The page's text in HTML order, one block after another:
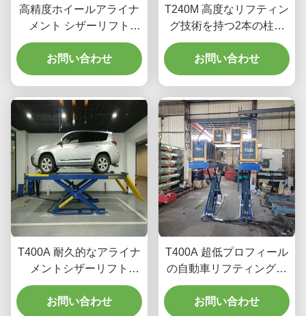
高精度ホイールアライナ
メント シザーリフト
T400D 4000kg ワークシ
ョップ容量
お問い合わせ
T240M 高度なリフティン
グ技術を持つ2本の柱の
ガントリーカーリフティ
ング機器
お問い合わせ
T400A 耐久的なアライナ
メントシザーリフト
4000kg 滑らかなリフト
お問い合わせ
T400A 超低プロフィール
の自動車リフティング機
器
お問い合わせ